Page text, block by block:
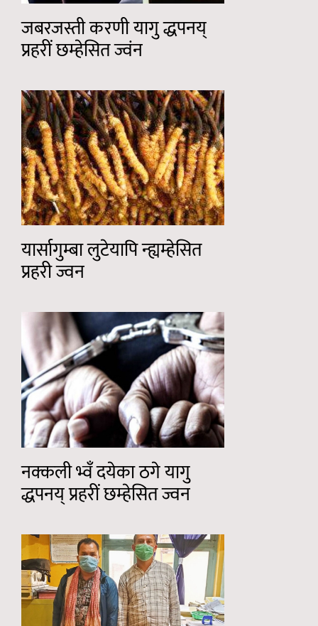
जबरजस्ती करणी यागु द्धपनय्
प्रहरीं छम्हेसित ज्वंन
यार्सागुम्बा लुटेयापि न्ह्यम्हेसित
प्रहरी ज्वन
नक्कली भ्वँ दयेका ठगे यागु
द्धपनय् प्रहरीं छम्हेसित ज्वन